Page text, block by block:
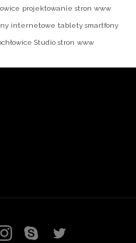
projektowanie stron www
internetowe tablety smartfony
Studio stron www